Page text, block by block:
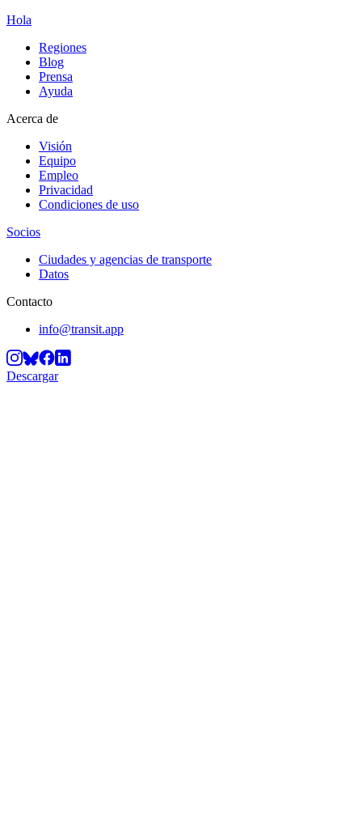
Hola
Regiones
Blog
Prensa
Ayuda
Acerca de
Visión
Equipo
Empleo
Privacidad
Condiciones de uso
Socios
Ciudades y agencias de transporte
Datos
Contacto
info@transit.app
Descargar